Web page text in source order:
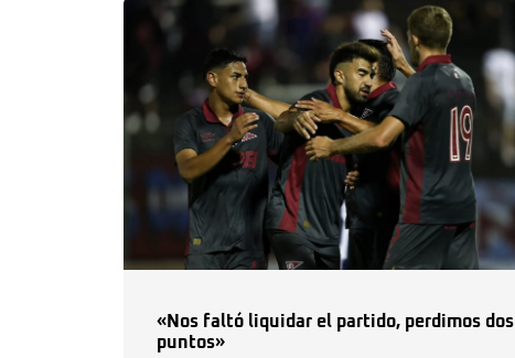
«Nos faltó liquidar el partido, perdimos dos
puntos»